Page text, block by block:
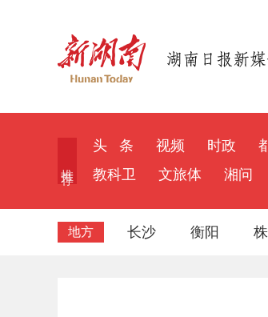
头 条 视频 时政
教科卫
文旅体 湘问
地方 长沙 衡阳